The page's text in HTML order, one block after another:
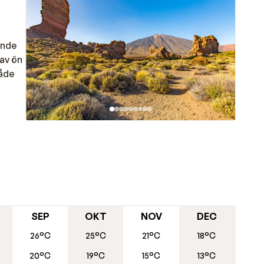
ön
SEP
26°C
20°C
OKT
25°C
19°C
NOV
21°C
15°C
DEC
18°C
13°C